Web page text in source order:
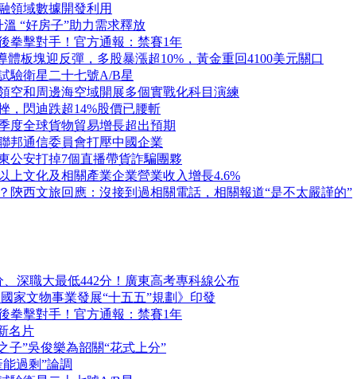
領域數據開發利用
“好房子”助力需求釋放
拳擊對手！官方通報：禁賽1年
體板塊迎反彈，多股暴漲超10%，黃金重回4100美元關口
驗衛星二十七號A/B星
空和周邊海空域開展多個實戰化科目演練
，閃迪跌超14%股價已腰斬
度全球貨物貿易增長超出預期
邦通信委員會打壓中國企業
公安打掉7個直播帶貨詐騙團夥
上文化及相關產業企業營業收入增長4.6%
陝西文旅回應：沒接到過相關電話，相關報道“是不太嚴謹的”
深職大最低442分！廣東高考專科線公布
家文物事業發展“十五五”規劃》印發
拳擊對手！官方通報：禁賽1年
名片
子”吳俊樂為韶關“花式上分”
過剩”論調